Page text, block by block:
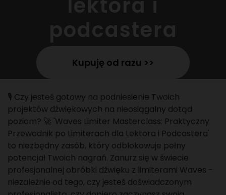
Kupuję od razu >>
🎙️ Czy jesteś gotowy na podniesienie Twoich
projektów dźwiękowych na nieosiągalny dotąd
poziom? 🚀 'Waves Limiter Masterclass: Praktyczny
Przewodnik po Limiterach dla Lektora i Podcastera'
to niezbędny zasób, który odblokowuje pełny
potencjał Twoich nagrań. Zanurz się w świecie
profesjonalnej obróbki dźwięku z limiterami Waves -
niezależnie od tego, czy jesteś doświadczonym